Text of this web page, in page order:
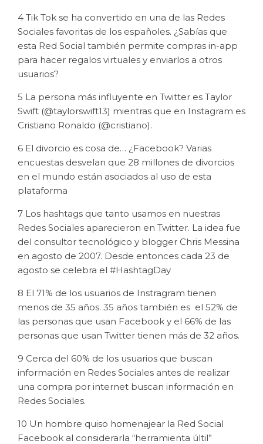
4 Tik Tok se ha convertido en una de las Redes
Sociales favoritas de los españoles. ¿Sabías que
esta Red Social también permite compras in-app
para hacer regalos virtuales y enviarlos a otros
usuarios?
5 La persona más influyente en Twitter es Taylor
Swift (@taylorswift13) mientras que en Instagram es
Cristiano Ronaldo (@cristiano).
6 El divorcio es cosa de… ¿Facebook? Varias
encuestas desvelan que 28 millones de divorcios
en el mundo están asociados al uso de esta
plataforma
7 Los hashtags que tanto usamos en nuestras
Redes Sociales aparecieron en Twitter. La idea fue
del consultor tecnológico y blogger Chris Messina
en agosto de 2007. Desde entonces cada 23 de
agosto se celebra el #HashtagDay
8 El 71% de los usuarios de Instragram tienen
menos de 35 años. 35 años también es el 52% de
las personas que usan Facebook y el 66% de las
personas que usan Twitter tienen más de 32 años.
9 Cerca del 60% de los usuarios que buscan
información en Redes Sociales antes de realizar
una compra por internet buscan información en
Redes Sociales.
10 Un hombre quiso homenajear la Red Social
Facebook al considerarla “herramienta últil”